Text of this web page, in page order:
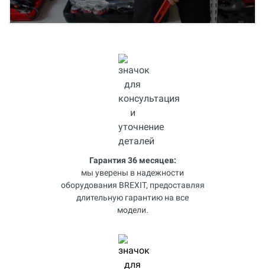
Гарантия 36 месяцев:
мы уверены в надежности
оборудования BREXIT, предоставляя
длительную гарантию на все
модели.